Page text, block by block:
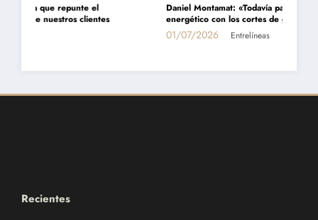
DESTACADA ECONOMÍA EMPRESAS
Daniel Montamat: «Todavía pagamos el costo del populismo
energético con los cortes de gas»
Recientes